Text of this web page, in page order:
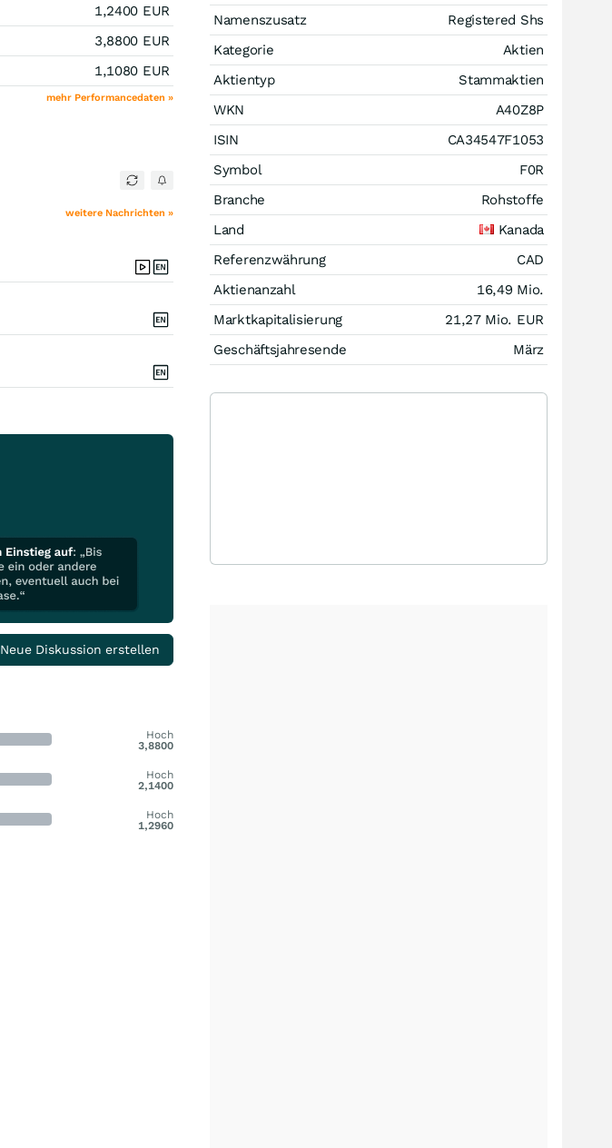
1,2400 EUR
3,8800 EUR
1,1080 EUR
mehr Performancedaten »
weitere Nachrichten »
Neue Diskussion erstellen
Hoch
3,8800
Hoch
2,1400
Hoch
1,2960
Namenszusatz
Registered Shs
Kategorie
Aktien
Aktientyp
Stammaktien
WKN
A40Z8P
ISIN
CA34547F1053
Symbol
F0R
Branche
Rohstoffe
Land
Kanada
Referenzwährung
CAD
Aktienanzahl
16,49 Mio.
Marktkapitalisierung
21,27 Mio. EUR
Geschäftsjahresende
März